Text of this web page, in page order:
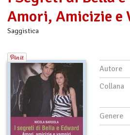
Amori, Amicizie e
Saggistica
Autore
Collana
Genere